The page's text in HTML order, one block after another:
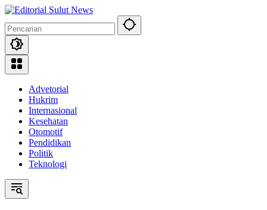
Langsung
konten
Advetorial
Hukrim
Internasional
Kesehatan
Otomotif
Pendidikan
Politik
Teknologi